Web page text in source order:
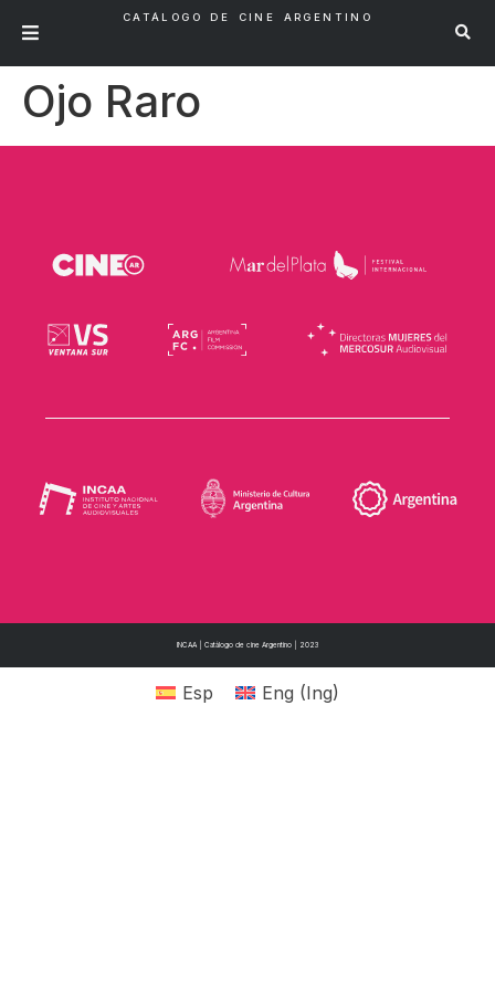
CATÁLOGO DE CINE ARGENTINO
Ojo Raro
INCAA | Catálogo de cine Argentino | 2023
Esp Eng (Ing)